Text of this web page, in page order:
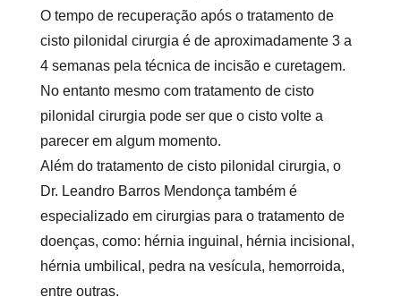
O tempo de recuperação após o tratamento de
cisto pilonidal cirurgia é de aproximadamente 3 a
4 semanas pela técnica de incisão e curetagem.
No entanto mesmo com tratamento de cisto
pilonidal cirurgia pode ser que o cisto volte a
parecer em algum momento.
Além do tratamento de cisto pilonidal cirurgia, o
Dr. Leandro Barros Mendonça também é
especializado em cirurgias para o tratamento de
doenças, como: hérnia inguinal, hérnia incisional,
hérnia umbilical, pedra na vesícula, hemorroida,
entre outras.